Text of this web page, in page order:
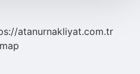
atanurnakliyat.com.tr